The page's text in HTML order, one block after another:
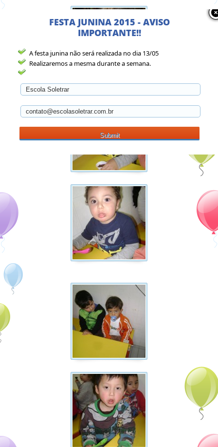
FESTA JUNINA 2015 - AVISO
IMPORTANTE!!
A festa junina não será realizada no dia 13/05
Realizaremos a mesma durante a semana.